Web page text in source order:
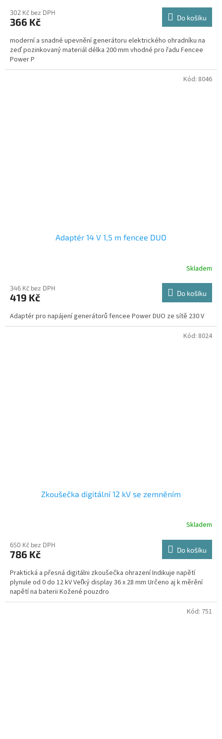
302 Kč bez DPH
366 Kč Do košíku
moderní a snadné upevnění generátoru elektrického ohradníku na
zeď pozinkovaný materiál délka 200 mm vhodné pro řadu Fencee
Power P
Adaptér 14 V 1,5 m fencee DUO
Skladem
346 Kč bez DPH
419 Kč Do košíku
Adaptér pro napájení generátorů fencee Power DUO ze sítě 230 V
Kód: 8046
Zkoušečka digitální 12 kV se zemněním
Skladem
650 Kč bez DPH
786 Kč Do košíku
Praktická a přesná digitálni zkoušečka ohrazení Indikuje napětí
plynule od 0 do 12 kV Veľký display 36 x 28 mm Určeno aj k měrění
napětí na baterii Kožené pouzdro
Kód: 8024
Kód: 751